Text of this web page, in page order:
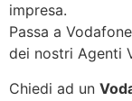
impresa.
Passa a
dei nostri Agenti
Chiedi ad un